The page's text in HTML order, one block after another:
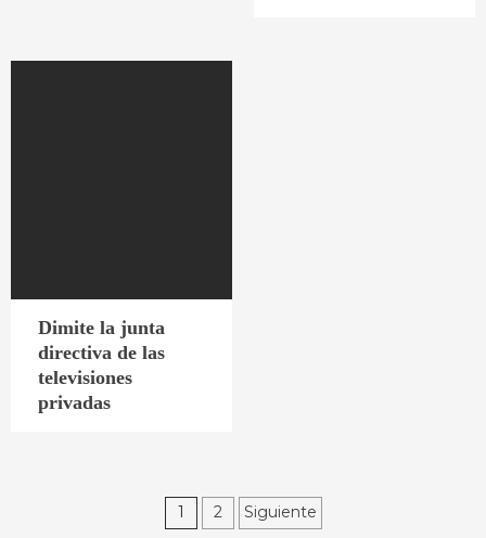
Dimite la junta
directiva de las
televisiones
privadas
Paginación
1 2 Siguiente